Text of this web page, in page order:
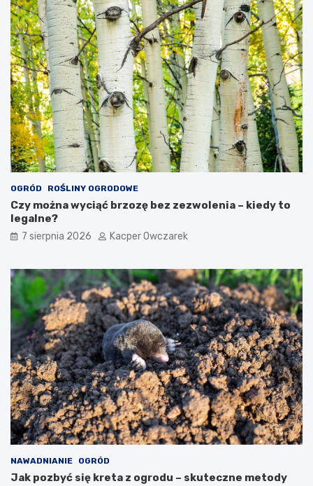
OGRÓD ROŚLINY OGRODOWE
Czy można wyciąć brzozę bez zezwolenia – kiedy to
legalne?
7 sierpnia 2026 Kacper Owczarek
NAWADNIANIE OGRÓD
Jak pozbyć się kreta z ogrodu – skuteczne metody